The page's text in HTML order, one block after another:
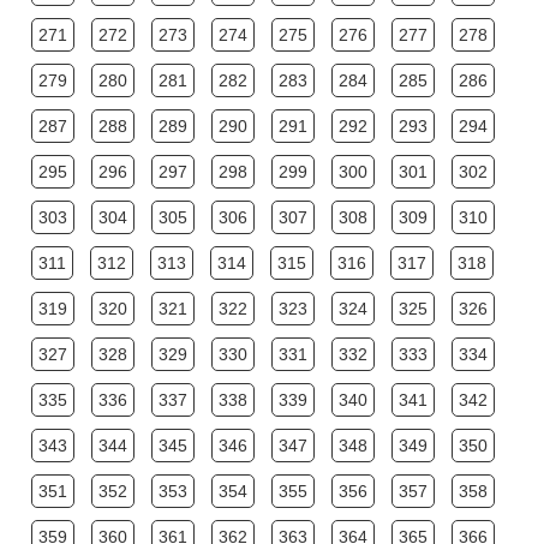
271 272 273 274 275 276 277 278
279 280 281 282 283 284 285 286
287 288 289 290 291 292 293 294
295 296 297 298 299 300 301 302
303 304 305 306 307 308 309 310
311 312 313 314 315 316 317 318
319 320 321 322 323 324 325 326
327 328 329 330 331 332 333 334
335 336 337 338 339 340 341 342
343 344 345 346 347 348 349 350
351 352 353 354 355 356 357 358
359 360 361 362 363 364 365 366